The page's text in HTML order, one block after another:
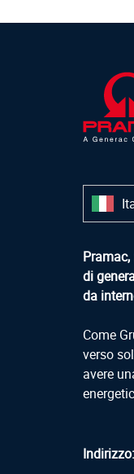
di
da
Come
verso
avere
Indirizzo: